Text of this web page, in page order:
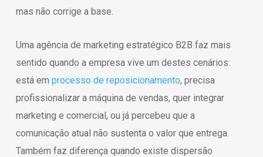
mas não corrige a base.
Uma agência de marketing estratégico B2B faz mais
sentido quando a empresa vive um destes cenários:
está em processo de reposicionamento, precisa
profissionalizar a máquina de vendas, quer integrar
marketing e comercial, ou já percebeu que a
comunicação atual não sustenta o valor que entrega.
Também faz diferença quando existe dispersão